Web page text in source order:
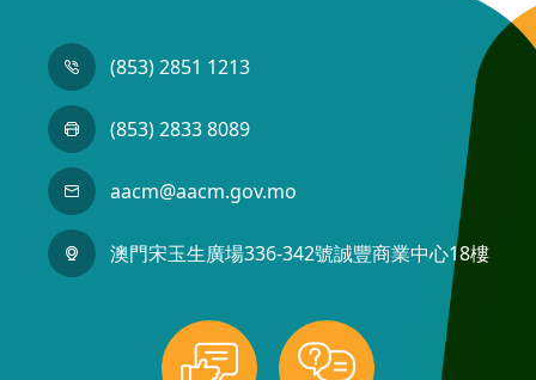
(853) 2851 1213
(853) 2833 8089
aacm@aacm.gov.mo
澳門宋玉生廣場336-342號誠豐商業中心18樓